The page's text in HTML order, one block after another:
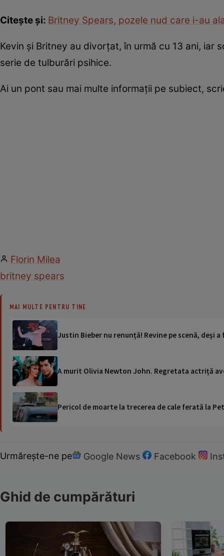
Citește și: Britney Spears, pozele nud care i-au
Kevin și Britney au divorțat, în urmă cu 13 ani, iar
serie de tulburări psihice.
Ai un pont sau mai multe informații pe subiect,
Florin Milea
britney spears
MAI MULTE PENTRU TINE
Justin Bieber nu renunță! Revine pe scenă, deși
A murit Olivia Newton John. Regretata actriță
Pericol de moarte la trecerea de cale ferată la
Urmărește-ne pe Google News Facebook
Ghid de cumpărături